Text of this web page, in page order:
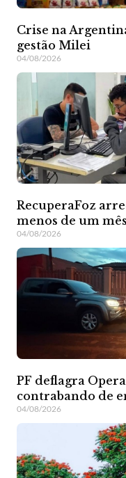
Crise na
gestão Milei
04/08/2026
RecuperaFoz
menos de um mês
04/08/2026
PF deflagra
contrabando de
04/08/2026